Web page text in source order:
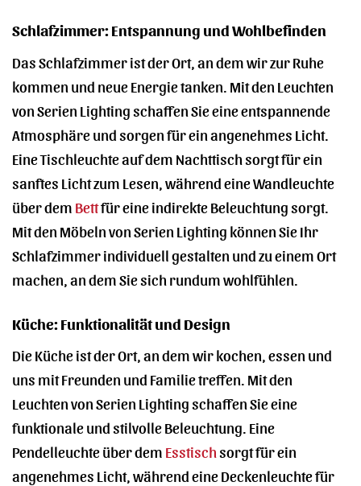
Schlafzimmer: Entspannung und Wohlbefinden
Das Schlafzimmer ist der Ort, an dem wir zur Ruhe
kommen und neue Energie tanken. Mit den Leuchten
von Serien Lighting schaffen Sie eine entspannende
Atmosphäre und sorgen für ein angenehmes Licht.
Eine Tischleuchte auf dem Nachttisch sorgt für ein
sanftes Licht zum Lesen, während eine Wandleuchte
über dem Bettfür eine indirekte Beleuchtung sorgt.
Mit den Möbeln von Serien Lighting können Sie Ihr
Schlafzimmer individuell gestalten und zu einem Ort
machen, an dem Sie sich rundum wohlfühlen.
Küche: Funktionalität und Design
Die Küche ist der Ort, an dem wir kochen, essen und
uns mit Freunden und Familie treffen. Mit den
Leuchten von Serien Lighting schaffen Sie eine
funktionale und stilvolle Beleuchtung. Eine
Pendelleuchte über dem Esstischsorgt für ein
angenehmes Licht, während eine Deckenleuchte für